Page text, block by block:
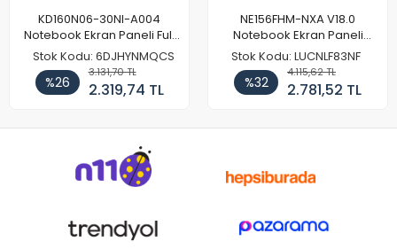
KD160N06-30NI-A004
Notebook Ekran Paneli Full
HD
Stok Kodu: 6DJHYNMQCS
%26
3.131,70 TL
2.319,74 TL
NE156FHM-NXA V18.0
Notebook Ekran Paneli
144Hz
Stok Kodu: LUCNLF83NF
%32
4.115,62 TL
2.781,52 TL